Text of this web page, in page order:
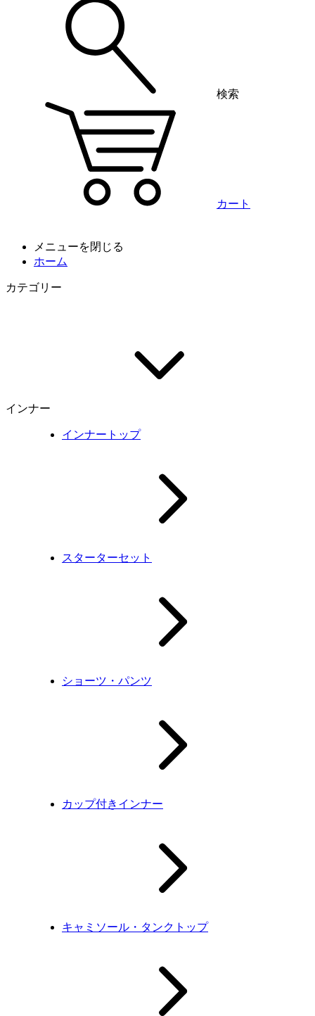
検索
カート
メニューを閉じる
ホーム
カテゴリー
インナー
インナートップ
スターターセット
ショーツ・パンツ
カップ付きインナー
キャミソール・タンクトップ